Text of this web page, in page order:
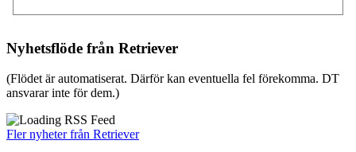
Nyhetsflöde från Retriever
(Flödet är automatiserat. Därför kan eventuella fel förekomma. DT
ansvarar inte för dem.)
Fler nyheter från Retriever